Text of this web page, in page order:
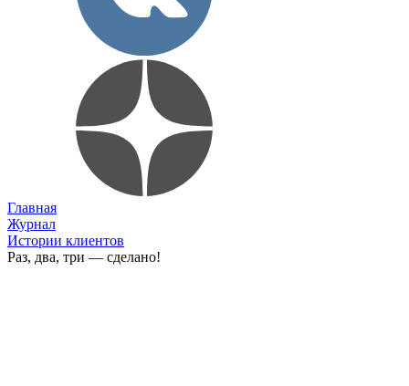
Главная
Журнал
Истории клиентов
Раз, два, три — сделано!